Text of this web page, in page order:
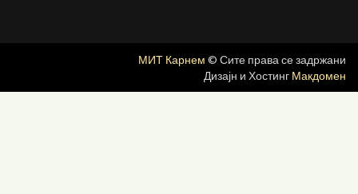
МИТ Карнем © Сите права се задржани
Дизајн и Хостинг Макдомен